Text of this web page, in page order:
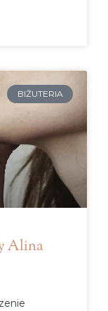
BIŻUTERIA
Alina